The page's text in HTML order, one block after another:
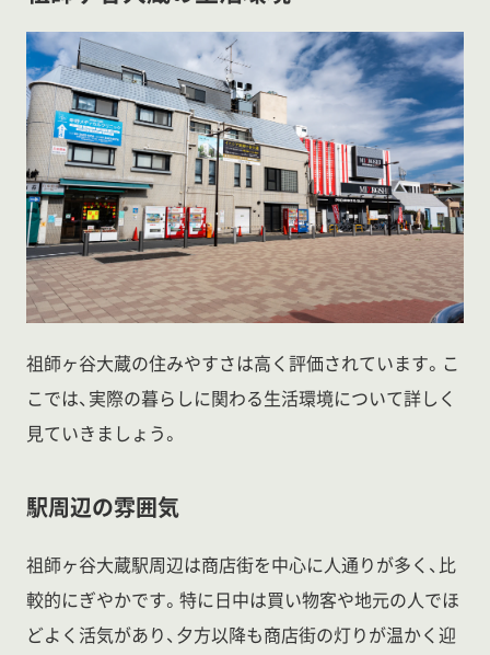
祖師ヶ谷大蔵の住みやすさは高く評価されています。こ
こでは、実際の暮らしに関わる生活環境について詳しく
見ていきましょう。
駅周辺の雰囲気
祖師ヶ谷大蔵駅周辺は商店街を中心に人通りが多く、比
較的にぎやかです。特に日中は買い物客や地元の人でほ
どよく活気があり、夕方以降も商店街の灯りが温かく迎